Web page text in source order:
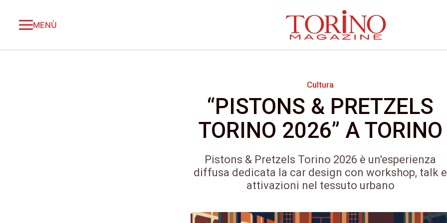
MENÙ
Cultura
“PISTONS & PRETZELS
TORINO 2026” A TORINO
Pistons & Pretzels Torino 2026 è un'esperienza
diffusa dedicata la car design con workshop, talk e
attivazioni nel tessuto urbano